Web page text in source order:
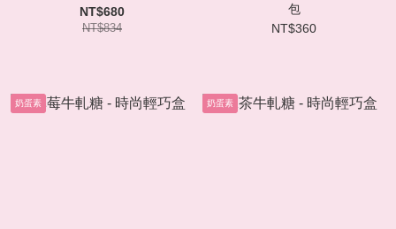
NT$680
NT$834
包
NT$360
奶蛋素 奶蛋素